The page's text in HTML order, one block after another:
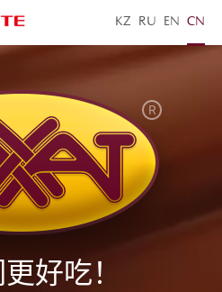
KZ RU EN ZH
好吃！